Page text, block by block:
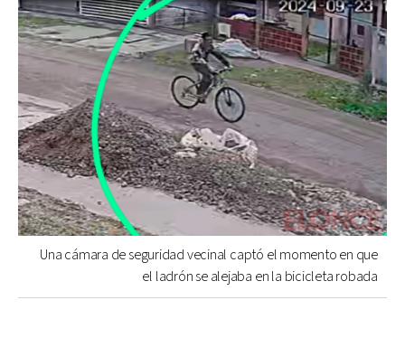
Una cámara de seguridad vecinal captó el momento en que
el ladrón se alejaba en la bicicleta robada